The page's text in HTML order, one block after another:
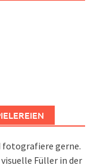
fotografiere gerne.
Füller in der